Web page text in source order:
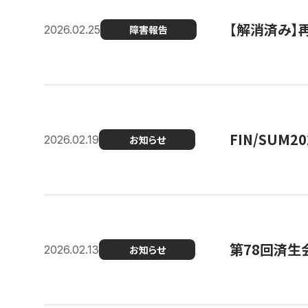
2026.02.25 障害報告 【解消済み
2026.02.19 お知らせ FIN/
2026.02.13 お知らせ 第78回済生